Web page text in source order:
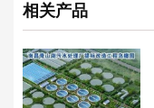
相关产品